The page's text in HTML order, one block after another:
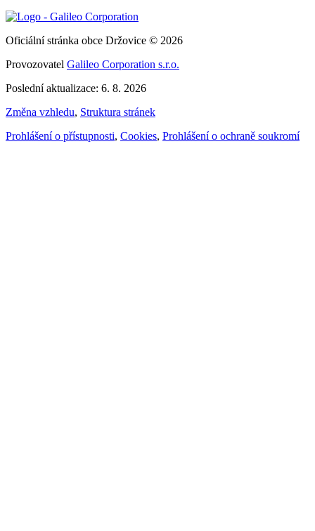
Oficiální stránka obce Držovice © 2026
Provozovatel Galileo Corporation s.r.o.
Poslední aktualizace: 6. 8. 2026
Změna vzhledu, Struktura stránek
Prohlášení o přístupnosti, Cookies, Prohlášení o ochraně soukromí